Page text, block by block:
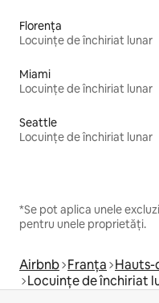
Florența
Locuințe de închiriat lunar
Miami
Locuințe de închiriat lunar
Seattle
Locuințe de închiriat lunar
*Se pot aplica unele
pentru unele proprietăți.
Airbnb Franța Hauts-
Locuințe de închiriat